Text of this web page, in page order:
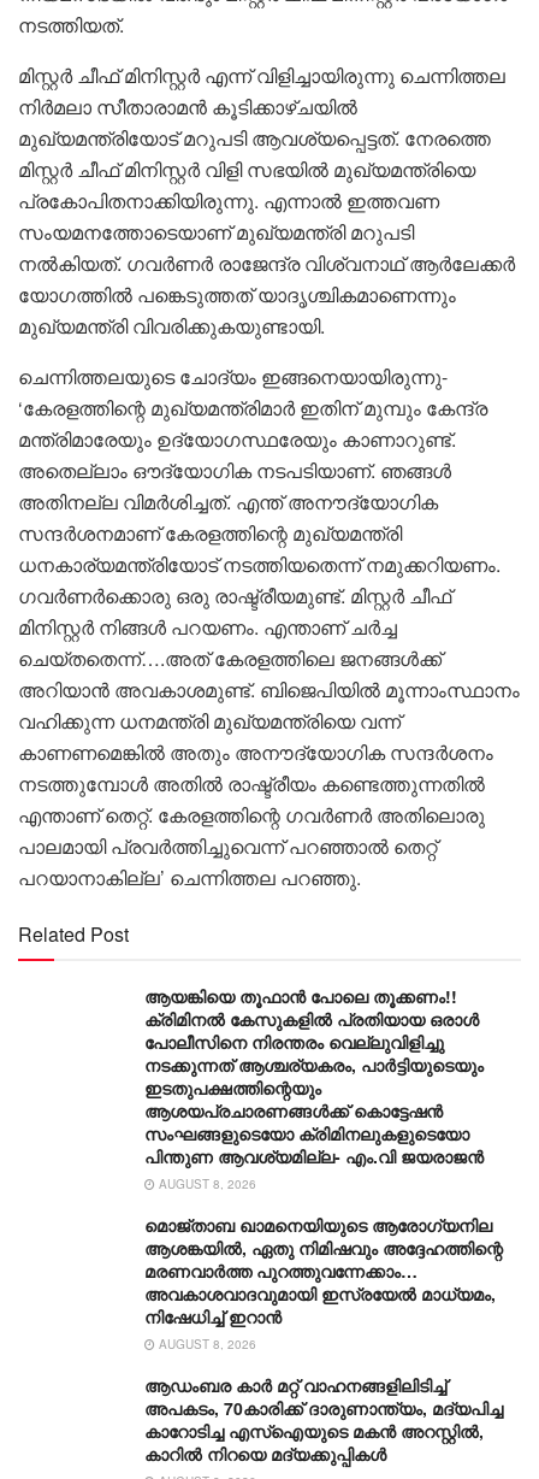
നടത്തിയത്.
മിസ്റ്റർ ചീഫ് മിനിസ്റ്റർ എന്ന് വിളിച്ചായിരുന്നു ചെന്നിത്തല
നിർമലാ സീതാരാമൻ കൂടിക്കാഴ്ചയിൽ
മുഖ്യമന്ത്രിയോട് മറുപടി ആവശ്യപ്പെട്ടത്. നേരത്തെ
മിസ്റ്റർ ചീഫ് മിനിസ്റ്റർ വിളി സഭയിൽ മുഖ്യമന്ത്രിയെ
പ്രകോപിതനാക്കിയിരുന്നു. എന്നാൽ ഇത്തവണ
സംയമനത്തോടെയാണ് മുഖ്യമന്ത്രി മറുപടി
നൽകിയത്. ഗവർണർ രാജേന്ദ്ര വിശ്വനാഥ് ആർലേക്കർ
യോഗത്തിൽ പങ്കെടുത്തത് യാദൃശ്ചികമാണെന്നും
മുഖ്യമന്ത്രി വിവരിക്കുകയുണ്ടായി.
ചെന്നിത്തലയുടെ ചോദ്യം ഇങ്ങനെയായിരുന്നു-
‘കേരളത്തിന്റെ മുഖ്യമന്ത്രിമാർ ഇതിന് മുമ്പും കേന്ദ്ര
മന്ത്രിമാരേയും ഉദ്യോഗസ്ഥരേയും കാണാറുണ്ട്.
അതെല്ലാം ഔദ്യോഗിക നടപടിയാണ്. ഞങ്ങൾ
അതിനല്ല വിമർശിച്ചത്. എന്ത് അനൗദ്യോഗിക
സന്ദർശനമാണ് കേരളത്തിന്റെ മുഖ്യമന്ത്രി
ധനകാര്യമന്ത്രിയോട് നടത്തിയതെന്ന് നമുക്കറിയണം.
ഗവർണർക്കൊരു ഒരു രാഷ്ട്രീയമുണ്ട്. മിസ്റ്റർ ചീഫ്
മിനിസ്റ്റർ നിങ്ങൾ പറയണം. എന്താണ് ചർച്ച
ചെയ്തതെന്ന്….അത് കേരളത്തിലെ ജനങ്ങൾക്ക്
അറിയാൻ അവകാശമുണ്ട്. ബിജെപിയിൽ മൂന്നാംസ്ഥാനം
വഹിക്കുന്ന ധനമന്ത്രി മുഖ്യമന്ത്രിയെ വന്ന്
കാണണമെങ്കിൽ അതും അനൗദ്യോഗിക സന്ദർശനം
നടത്തുമ്പോൾ അതിൽ രാഷ്ട്രീയം കണ്ടെത്തുന്നതിൽ
എന്താണ് തെറ്റ്. കേരളത്തിന്റെ ഗവർണർ അതിലൊരു
പാലമായി പ്രവർത്തിച്ചുവെന്ന് പറഞ്ഞാൽ തെറ്റ്
പറയാനാകില്ല’ ചെന്നിത്തല പറഞ്ഞു.
Related Post
ആയങ്കിയെ തൂഫാൻ പോലെ തൂക്കണം!!
ക്രിമിനൽ കേസുകളിൽ പ്രതിയായ ഒരാൾ
പോലീസിനെ നിരന്തരം വെല്ലുവിളിച്ചു
നടക്കുന്നത് ആശ്ചര്യകരം, പാർട്ടിയുടെയും
ഇടതുപക്ഷത്തിന്റെയും
ആശയപ്രചാരണങ്ങൾക്ക് കൊട്ടേഷൻ
സംഘങ്ങളുടെയോ ക്രിമിനലുകളുടെയോ
പിന്തുണ ആവശ്യമില്ല- എം.വി ജയരാജൻ
AUGUST 8, 2026
മൊജ്താബ ഖാമനെയിയുടെ ആരോ​ഗ്യനില
ആശങ്കയിൽ, ഏതു നിമിഷവും അദ്ദേഹത്തിന്റെ
മരണവാർത്ത പുറത്തുവന്നേക്കാം…
അവകാശവാദവുമായി ഇസ്രയേൽ മാധ്യമം,
നിഷേധിച്ച് ഇറാൻ
AUGUST 8, 2026
ആഡംബര കാര്‍ മറ്റ് വാഹനങ്ങളിലിടിച്ച്
അപകടം, 70കാരിക്ക് ദാരുണാന്ത്യം, മദ്യപിച്ച
കാറോടിച്ച എസ്ഐയുടെ മകന്‍ അറസ്റ്റില്‍,
കാറില്‍ നിറയെ മദ്യക്കുപ്പികള്‍